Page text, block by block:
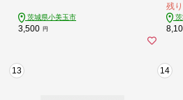
干しいも ほしいも ほし芋 鶴田商店 1
2-AF
茨城県小美玉市
3,500 円
残
13 14